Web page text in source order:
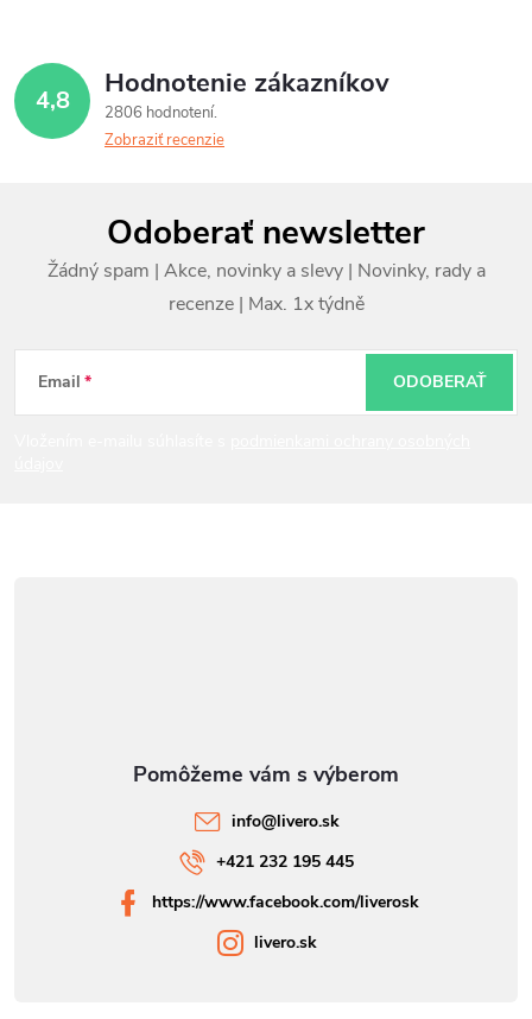
4,8 Hodnotenie zákazníkov
2806 hodnotení
Zobraziť recenzie
ä
Odoberať newsletter
Email ODOBERAŤ
info@livero.sk
+421 232 195 445
https://www.facebook.com/liverosk
livero.sk